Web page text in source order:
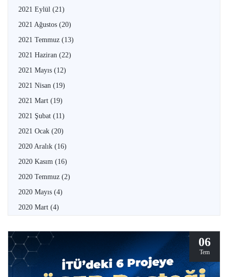
2021 Eylül (21)
2021 Ağustos (20)
2021 Temmuz (13)
2021 Haziran (22)
2021 Mayıs (12)
2021 Nisan (19)
2021 Mart (19)
2021 Şubat (11)
2021 Ocak (20)
2020 Aralık (16)
2020 Kasım (16)
2020 Temmuz (2)
2020 Mayıs (4)
2020 Mart (4)
06
Tem